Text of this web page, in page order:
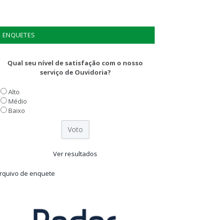
ENQUETES
Qual seu nível de satisfação com o nosso
serviço de Ouvidoria?
Alto
Médio
Baixo
Ver resultados
de enquete